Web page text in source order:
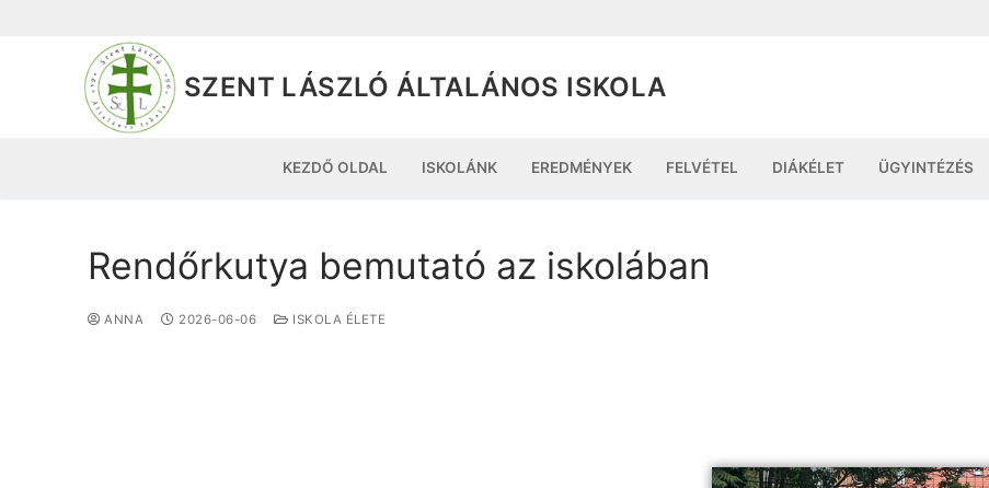
SZENT LÁSZLÓ ÁLTALÁNOS ISKOLA
KEZDŐ OLDAL ISKOLÁNK EREDMÉNYEK FELVÉTEL DIÁKÉLET ÜGYINTÉZÉS
Rendőrkutya bemutató az iskolában
ANNA 2026-06-06 ISKOLA ÉLETE